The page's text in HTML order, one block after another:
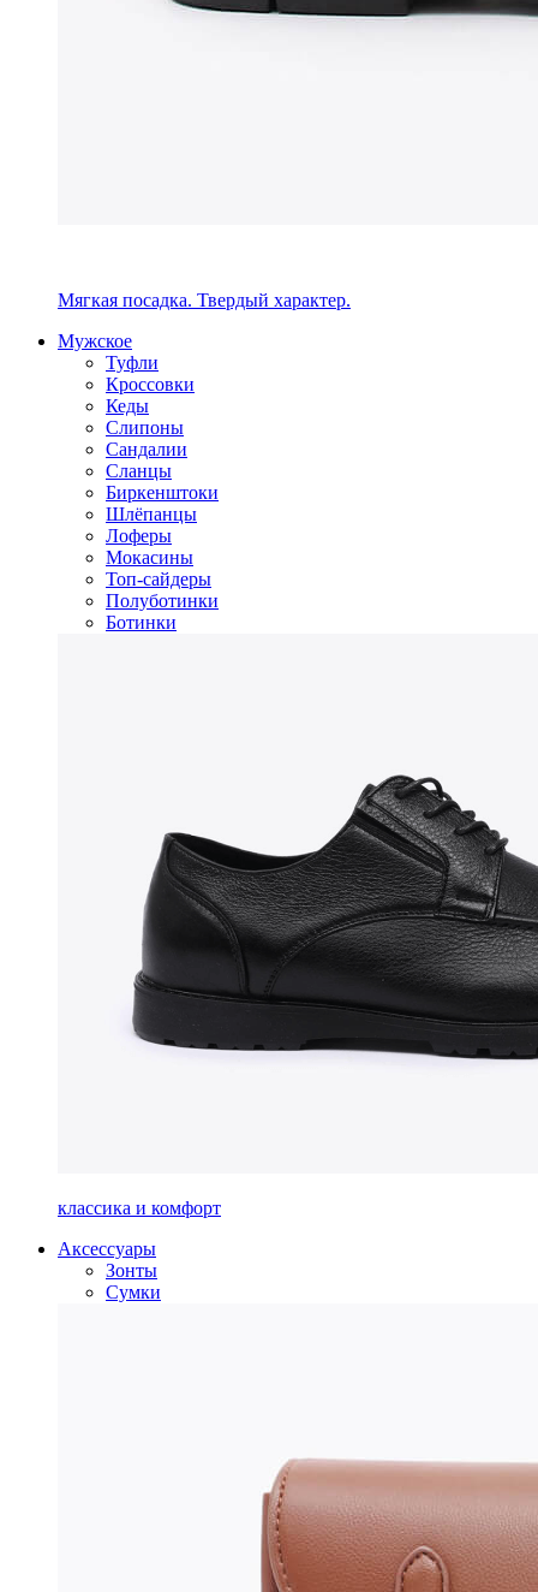
Мягкая посадка. Твердый характер.
Мужское
Туфли
Кроссовки
Кеды
Слипоны
Сандалии
Сланцы
Биркенштоки
Шлёпанцы
Лоферы
Мокасины
Топ-сайдеры
Полуботинки
Ботинки
классика и комфорт
Аксессуары
Зонты
Сумки